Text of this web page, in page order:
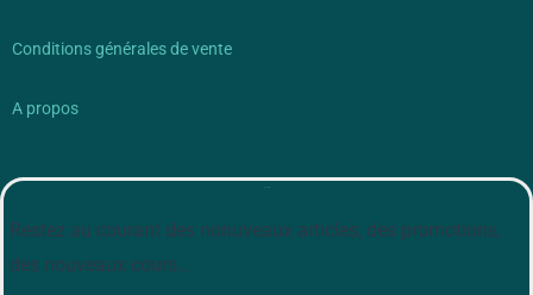
Conditions générales de vente
A propos
Restez au courant des nonuveaux articles, des promotions,
des nouveaux cours…